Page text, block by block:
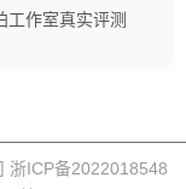
工作室真实评测
浙ICP备2022018548